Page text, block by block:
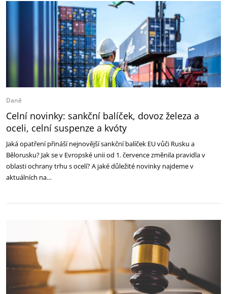
Daně
Celní novinky: sankční balíček, dovoz železa a
oceli, celní suspenze a kvóty
Jaká opatření přináší nejnovější sankční balíček EU vůči Rusku a
Bělorusku? Jak se v Evropské unii od 1. července změnila pravidla v
oblasti ochrany trhu s ocelí? A jaké důležité novinky najdeme v
aktuálních na…